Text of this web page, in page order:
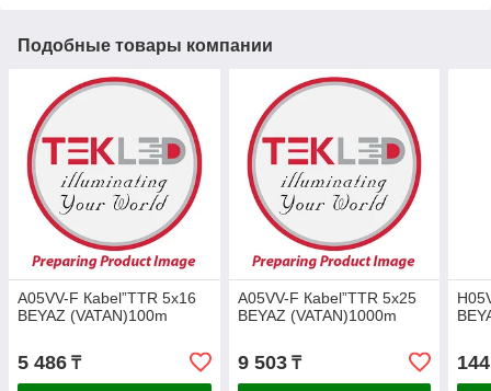
Подобные товары компании
А05VV-F Каbel”TTR 5х16
BEYAZ (VATAN)100m
5 486 ₸
А05VV-F Каbel”TTR 5х25
BEYAZ (VATAN)1000m
9 503₸ 144